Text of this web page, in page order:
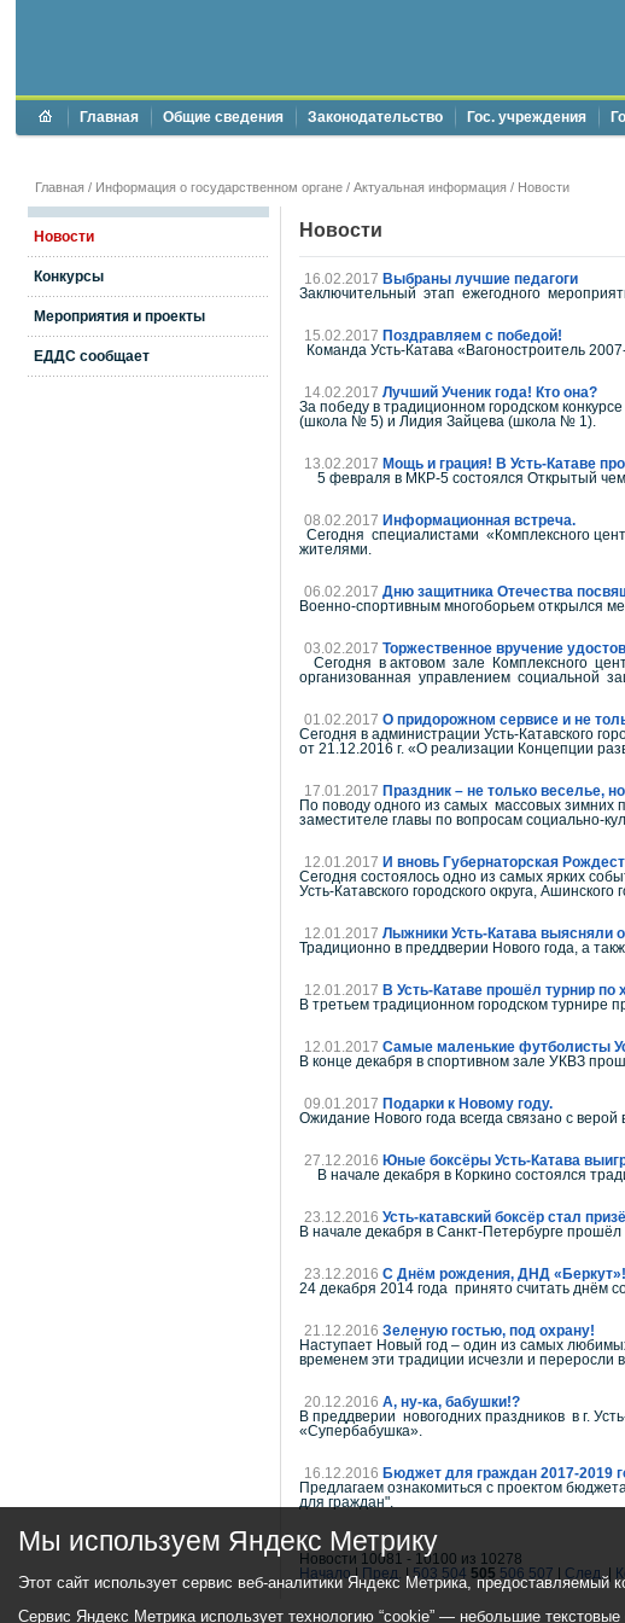
Главная Общие сведения Законодательство Гос. учреждения
Главная / Информация о государственном органе / Актуальная информация / Новости
Новости
Конкурсы
Мероприятия и проекты
ЕДДС сообщает
Новости
16.02.2017 Выбраны лучшие педагоги
Заключительный этап ежегодного
15.02.2017 Поздравляем с победой!
Команда Усть-Катава «Вагоностроитель
14.02.2017 Лучший Ученик года! Кто она?
За победу в традиционном городском
(школа № 5) и Лидия Зайцева (школа № 1).
13.02.2017 Мощь и грация! В Усть-Катаве
5 февраля в МКР-5 состоялся Открытый
08.02.2017 Информационная встреча.
Сегодня специалистами «Комплексного
жителями.
06.02.2017 Дню защитника Отечества
Военно-спортивным многоборьем открылся
03.02.2017 Торжественное вручение
Сегодня в актовом зале Комплексного
организованная управлением социальной
01.02.2017 О придорожном сервисе и не
Сегодня в администрации Усть-Катавского
от 21.12.2016 г. «О реализации Концепции
17.01.2017 Праздник – не только веселье,
По поводу одного из самых массовых
заместителе главы по вопросам социально-
12.01.2017 И вновь Губернаторская
Сегодня состоялось одно из самых ярких
Усть-Катавского городского округа,
12.01.2017 Лыжники Усть-Катава выясняли
Традиционно в преддверии Нового года, а
12.01.2017 В Усть-Катаве прошёл турнир по
В третьем традиционном городском турнире
12.01.2017 Самые маленькие футболисты
В конце декабря в спортивном зале УКВЗ
09.01.2017 Подарки к Новому году.
Ожидание Нового года всегда связано с
27.12.2016 Юные боксёры Усть-Катава
В начале декабря в Коркино состоялся
23.12.2016 Усть-катавский боксёр стал
В начале декабря в Санкт-Петербурге
23.12.2016 С Днём рождения, ДНД «Беркут»!
24 декабря 2014 года принято считать днём
21.12.2016 Зеленую гостью, под охрану!
Наступает Новый год – один из самых
временем эти традиции исчезли и переросли
20.12.2016 А, ну-ка, бабушки!?
В преддверии новогодних праздников в г.
«Супербабушка».
16.12.2016 Бюджет для граждан 2017-2019
Предлагаем ознакомиться с проектом
для граждан".
Новости 10081 - 10100 из 10278
Начало| Пред. | 503 504 505 506 507 След.|
Мы используем Яндекс Метрику
Этот сайт использует сервис веб-аналитики Яндекс Метрика,
Сервис Яндекс Метрика использует технологию “cookie” — небольшие